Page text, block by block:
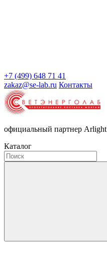
+7 (499) 648 71 41
zakaz@se-lab.ru Контакты
официальный партнер Arlight
Каталог